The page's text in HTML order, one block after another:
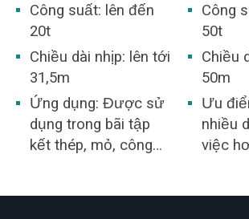
Công suất: lên đến
20t
Chiều dài nhịp: lên tới
31,5m
Ứng dụng: Được sử
dụng trong bãi tập
kết thép, mỏ, công
Công
50t
Chiều
50m
Ưu
nhiều
việc